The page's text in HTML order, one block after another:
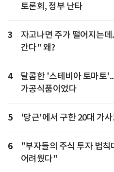
토론회, 정부 난타
3
자고나면 주가 떨어지는
간다" 왜?
4
달콤한 '스테비아 토마토
가공식품이었다
5 '당근'에서 구한 20대 가
6
"부자들의 주식 투자 법칙
어려웠다"